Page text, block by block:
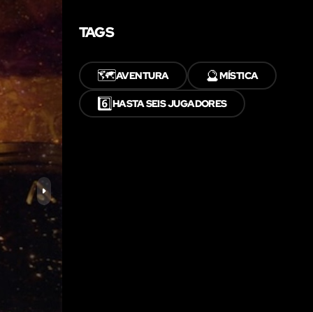
TAGS
🗺️AVENTURA 🔮MÍSTICA
6️⃣HASTA SEIS JUGADORES